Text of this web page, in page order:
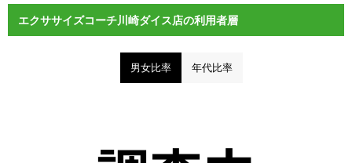
エクササイズコーチ川崎ダイス店の利用者層
男女比率 年代比率